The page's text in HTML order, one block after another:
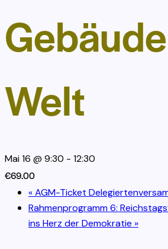
Welt
Mai 16 @ 9:30 - 12:30
€69.00
«AGM-Ticket
Rahmenprogramm 6:
ins Herz der Demokratie »